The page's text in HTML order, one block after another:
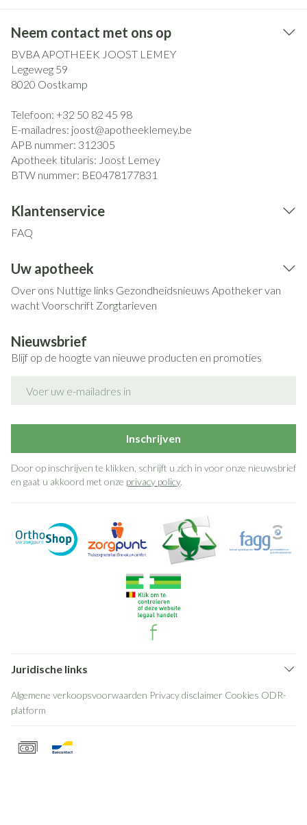
Neem contact met ons op
BVBA APOTHEEK JOOST LEMEY
Legeweg 59
8020 Oostkamp
Telefoon: +32 50 82 45 98
E-mailadres: joost@apotheeklemey.be
APB nummer: 312305
Apotheek titularis: Joost Lemey
BTW nummer: BE0478177831
Klantenservice
FAQ
Uw apotheek
Over ons Nuttige links Gezondheidsnieuws Apotheker van
wachtVoorschrift Zorgtarieven
Nieuwsbrief
Blijf op de hoogte van nieuwe producten en promoties
Inschrijven
Door op inschrijven te klikken, schrijft u zich in voor onze nieuwsbrief
en gaat u akkoord met onze privacy policy.
Juridische links
Algemene verkoopsvoorwaarden Privacy disclaimer Cookies ODR-
platform